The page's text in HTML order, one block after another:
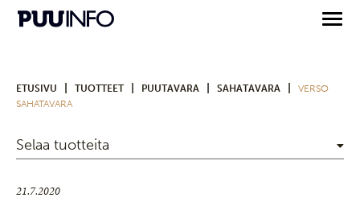
ETUSIVU TUOTTEET PUUTAVARA SAHATAVARA
VERSO
SAHATAVARA
Selaa tuotteita
21.7.2020